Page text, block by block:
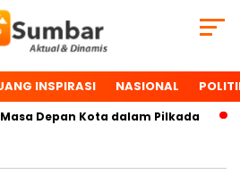
INSPIRASI NASIONAL
Depan Kota dalam Pilkada